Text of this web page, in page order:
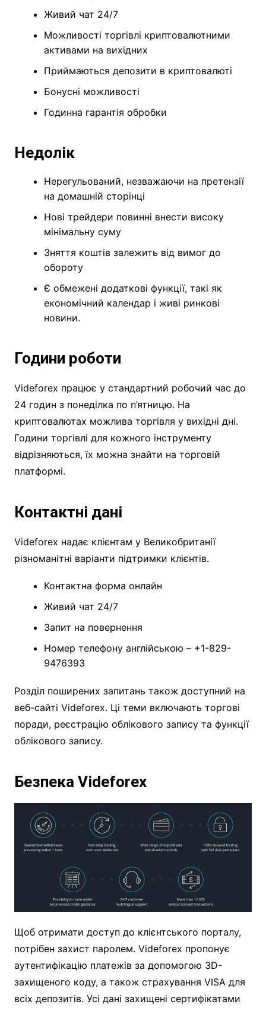
Живий чат 24/7
Можливості торгівлі криптовалютними
активами на вихідних
Приймаються депозити в криптовалюті
Бонусні можливості
Годинна гарантія обробки
Недолік
Нерегульований, незважаючи на претензії
на домашній сторінці
Нові трейдери повинні внести високу
мінімальну суму
Зняття коштів залежить від вимог до
обороту
Є обмежені додаткові функції, такі як
економічний календар і живі ринкові
новини.
Години роботи
Videforex працює у стандартний робочий час до
24 годин з понеділка по п’ятницю. На
криптовалютах можлива торгівля у вихідні дні.
Години торгівлі для кожного інструменту
відрізняються, їх можна знайти на торговій
платформі.
Контактні дані
Videforex надає клієнтам у Великобританії
різноманітні варіанти підтримки клієнтів.
Контактна форма онлайн
Живий чат 24/7
Запит на повернення
Номер телефону англійською – +1-829-
9476393
Розділ поширених запитань також доступний на
веб-сайті Videforex. Ці теми включають торгові
поради, реєстрацію облікового запису та функції
облікового запису.
Безпека Videforex
Щоб отримати доступ до клієнтського порталу,
потрібен захист паролем. Videforex пропонує
аутентифікацію платежів за допомогою 3D-
захищеного коду, а також страхування VISA для
всіх депозитів. Усі дані захищені сертифікатами